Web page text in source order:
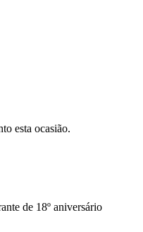
esta ocasião.
de 18º aniversário